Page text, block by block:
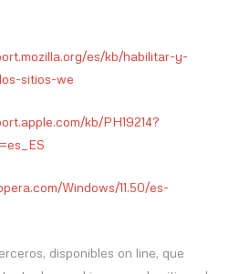
es/kb/habilitar-y-
sitios-we
kb/PH19214?
Windows/11.50/es-
disponibles on line, que